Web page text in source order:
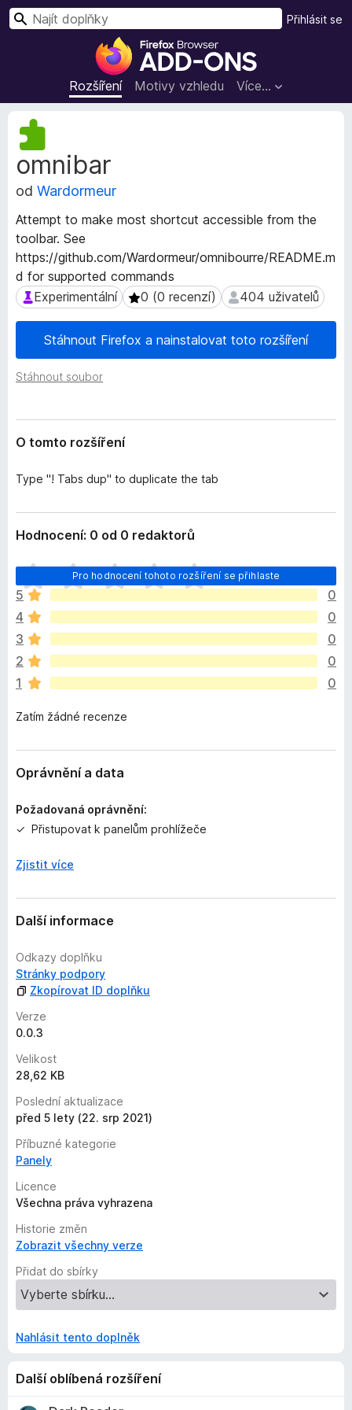
D
o
p
l
p
o
l
í
e
i
f
x
Rozšíření Motivy vzhledu Více…
Přihlásit se
H
omnibar
od Wardormeur
Attempt to make most shortcut accessible from the
toolbar. See
https://github.com/Wardormeur/omnibourre/README.m
d for supported commands
Experimentální
Experimentální 0 (0 recenzí)
0 (0 recenzí) 404 uživatelů
404 uživatelů
Stáhnout Firefox a nainstalovat toto rozšíření
Stáhnout soubor
M
e
t
a
d
t
a
r
o
z
š
í
e
n
O tomto rozšíření
Type "! Tabs dup" to duplicate the tab
Hodnocení: 0 od 0 redaktorů
Pro hodnocení tohoto rozšíření se přihlaste
Z
a
t
í
m
n
e
h
d
o
c
n
5
0
4
0
3
0
2
0
1
0
Zatím žádné recenze
Oprávnění a data
Požadovaná oprávnění:
Přistupovat k panelům prohlížeče
Zjistit více
Další informace
Odkazy doplňku
Stránky podpory
Zkopírovat ID doplňku
Verze
0.0.3
Velikost
28,62 KB
Poslední aktualizace
před 5 lety (22. srp 2021)
Příbuzné kategorie
Panely
Licence
Všechna práva vyhrazena
Historie změn
Zobrazit všechny verze
Přidat do sbírky
Nahlásit tento doplněk
Další oblíbená rozšíření